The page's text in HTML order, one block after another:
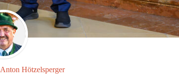
Anton Hötzelsperger